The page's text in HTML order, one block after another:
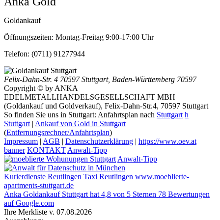
Goldankauf
Öffnungszeiten: Montag-Freitag 9:00-17:00 Uhr
Telefon: (0711) 91277944
Felix-Dahn-Str. 4 70597 Stuttgart, Baden-Württemberg 70597
Copyright © by ANKA
EDELMETALLHANDELSGESELLSCHAFT MBH
(Goldankauf und Goldverkauf), Felix-Dahn-Str.4, 70597 Stuttgart
So finden Sie uns in Stuttgart: Anfahrtsplan nach Stuttgart h
Stuttgart | Ankauf von Gold in Stuttgart
(Entfernungsrechner/Anfahrtsplan)
Impressum | AGB | Datenschutzerklärung | https://www.oev.at
banner KONTAKT Anwalt-Tipp
Anwalt-Tipp
Kurierdienste Reutlingen Taxi Reutlingen www.moeblierte-
apartments-stuttgart.de
Anka Goldankauf Stuttgart hat 4,8 von 5 Sternen 78 Bewertungen
auf Google.com
Ihre Merkliste v. 07.08.2026